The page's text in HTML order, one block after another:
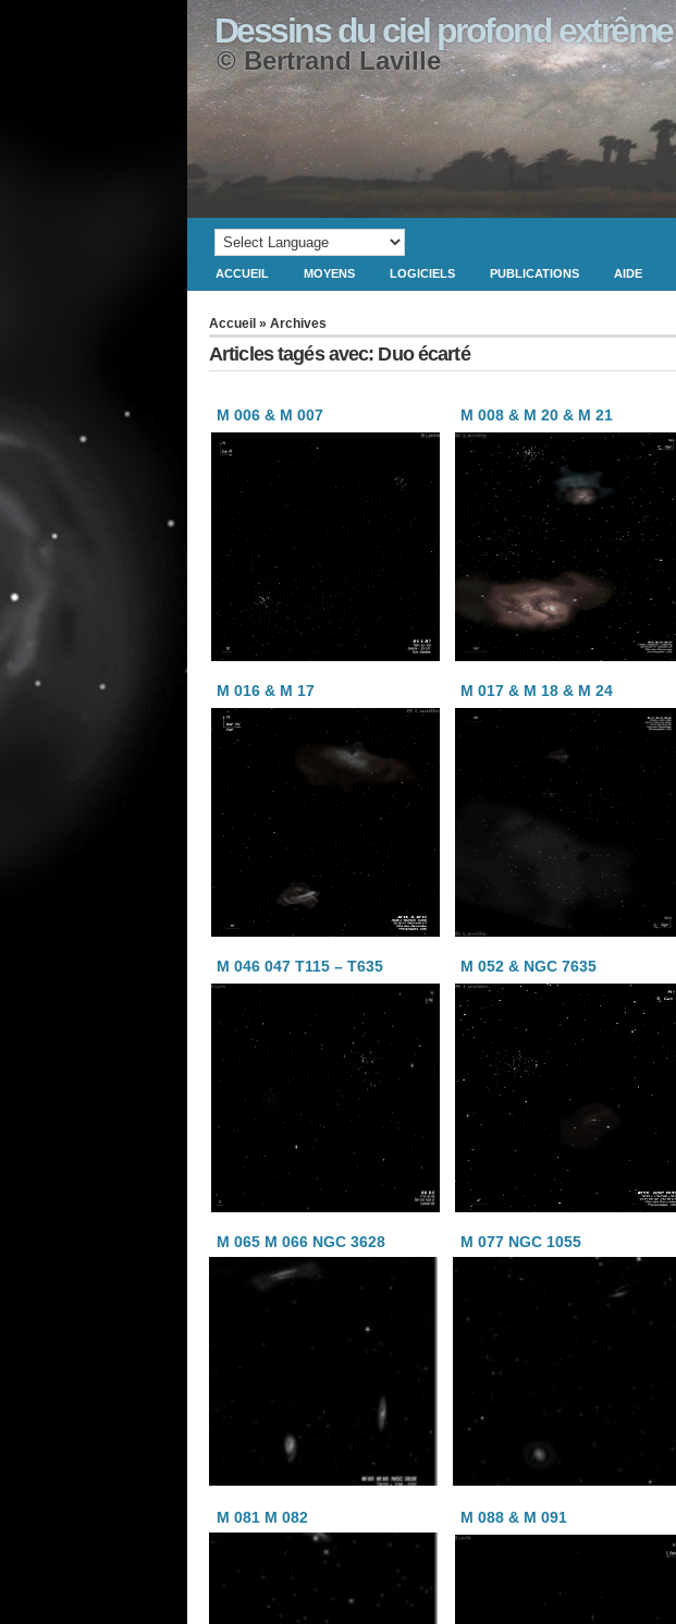
Dessins du ciel profond extrême
© Bertrand Laville
ACCUEIL MOYENS LOGICIELS PUBLICATIONS AIDE
Accueil » Archives
Articles tagés avec: Duo écarté
M 006 & M 007 M 008 & M 20 & M 21
M 016 & M 17 M 017 & M 18 & M 24
M 046 047 T115 – T635 M 052 & NGC 7635
M 065 M 066 NGC 3628 M 077 NGC 1055
M 081 M 082 M 088 & M 091